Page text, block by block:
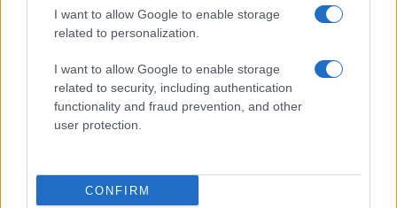
I want to allow Google to enable storage
related to personalization.
I want to allow Google to enable storage
related to security, including authentication
functionality and fraud prevention, and other
user protection.
CONFIRM
Vuoi rimanere sempre aggiornato?
Iscriviti alla newsletter di Gallura Oggi e ricevi le nostre
*campo obbligatorio
Indirizzo email *